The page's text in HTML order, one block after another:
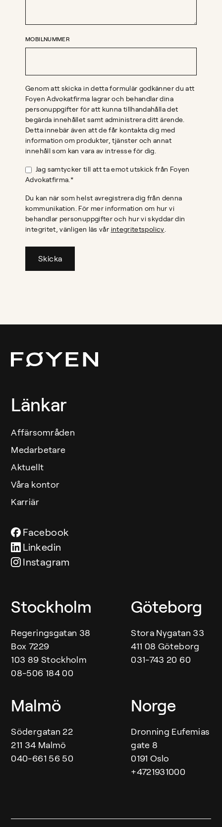
MOBILNUMMER
Genom att skicka in detta formulär godkänner du att
Foyen Advokatfirma lagrar och behandlar dina
personuppgifter för att kunna tillhandahålla det
begärda innehållet samt administrera ditt ärende.
Detta innebär även att de får kontakta dig med
information om produkter, tjänster och annat
innehåll som kan vara av intresse för dig.
Jag samtycker till att ta emot utskick från Foyen
Advokatfirma. *
Du kan när som helst avregistrera dig från denna
kommunikation. För mer information om hur vi
behandlar personuppgifter och hur vi skyddar din
integritet, vänligen läs vår integritetspolicy
Länkar
Affärsområden
Medarbetare
Aktuellt
Våra kontor
Karriär
Facebook
Linkedin
Instagram
Våra kontor
Stockholm
Regeringsgatan 38
Box 7229
103 89 Stockholm
08-506 184 00
Göteborg
Stora Nygatan 33
411 08 Göteborg
031-743 20 60
Malmö
Södergatan 22
211 34 Malmö
040-661 56 50
Norge
Dronning Eufemias
gate 8
0191 Oslo
+4721931000